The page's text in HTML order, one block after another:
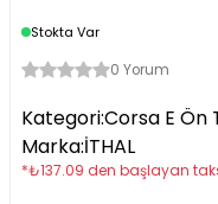
Stokta Var
0 Yorum
Kategori:Corsa E Ön
Marka:İTHAL
*₺137.09 den başlayan